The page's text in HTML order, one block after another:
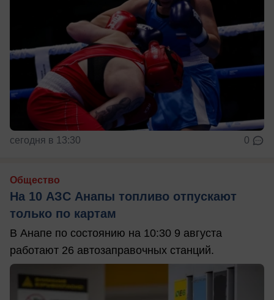
сегодня в 13:30 0
Общество
На 10 АЗС Анапы топливо отпускают
только по картам
В Анапе по состоянию на 10:30 9 августа
работают 26 автозаправочных станций.